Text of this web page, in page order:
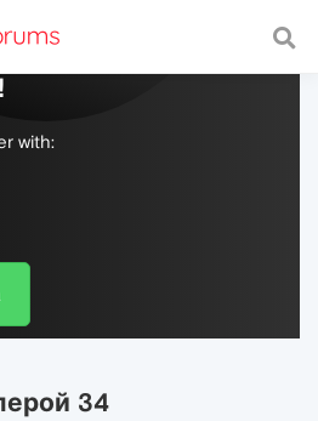
with a fast and
with:
34